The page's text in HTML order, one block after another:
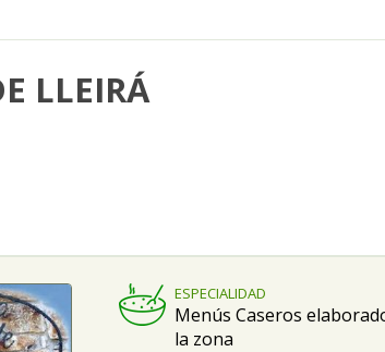
LLEIRÁ
ESPECIALIDAD
Menús Caseros
la zona